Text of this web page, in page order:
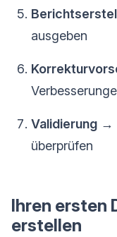
ausgeben
Validierung →
überprüfen
Ihren ersten
erstellen